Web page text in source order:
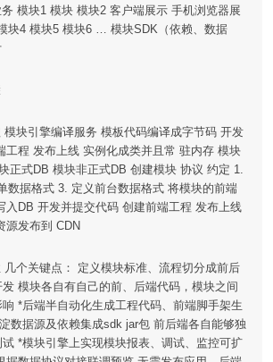
模块1 模块 模块2 客户端展示 手机浏览器展
块4 模块5 模块6 … 模块SDK（依赖、数据
模块引擎编译服务 模板代码编译成字节码 开发
工程 发布上线 实例化成类并且常 驻内存 模块
正式DB 模块非正式DB 创建模块 协议 约定 1.
数据格式 3. 定义前台数据格式 将模块的前端
入DB 开发并提交代码 创建前端工程 发布上线
源发布到 CDN
几个关键点： 定义模块标准、流程切分成前后
模块各自有自己的前、后端代码，模块之间
*后端半自动化生成工程代码、前端脚手架生
数据源及依赖集成sdk jar包 前后端各自能够独
*模块引擎上实现模块报表、调试、监控可扩